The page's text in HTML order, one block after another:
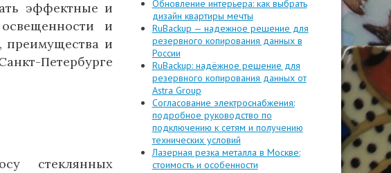
эффектные и
и
преимущества и
Петербурге
стеклянных
Обновление интерьера: как выбрать
дизайн квартиры мечты
RuBackup — надежное решение для
резервного копирования данных в
России
RuBackup: надёжное решение для
резервного копирования данных от
Astra Group
Согласование электроснабжения:
подробное руководство по
подключению к сетям и получению
технических условий
Лазерная резка металла в Москве:
стоимость и особенности